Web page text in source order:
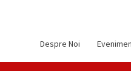
Despre Noi